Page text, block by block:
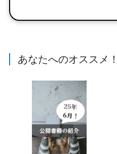
あなたへのオススメ！